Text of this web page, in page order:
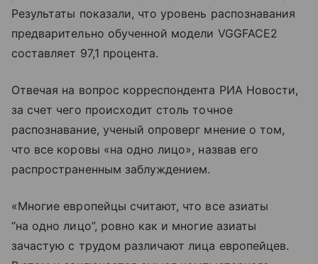
Результаты показали, что уровень распознавания
предварительно обученной модели VGGFACE2
составляет 97,1 процента.
Отвечая на вопрос корреспондента РИА Новости,
за счет чего происходит столь точное
распознавание, ученый опроверг мнение о том,
что все коровы «на одно лицо», назвав его
распространенным заблуждением.
«Многие европейцы считают, что все азиаты
“на одно лицо”, ровно как и многие азиаты
зачастую с трудом различают лица европейцев.